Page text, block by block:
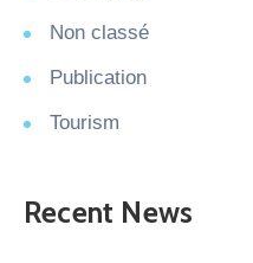
Non classé
Publication
Tourism
Recent News